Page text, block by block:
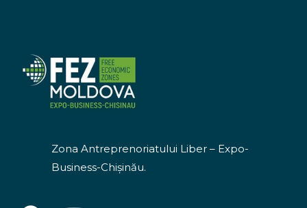
Zona Antreprenoriatului Liber – Expo-
Business-Chişinău.